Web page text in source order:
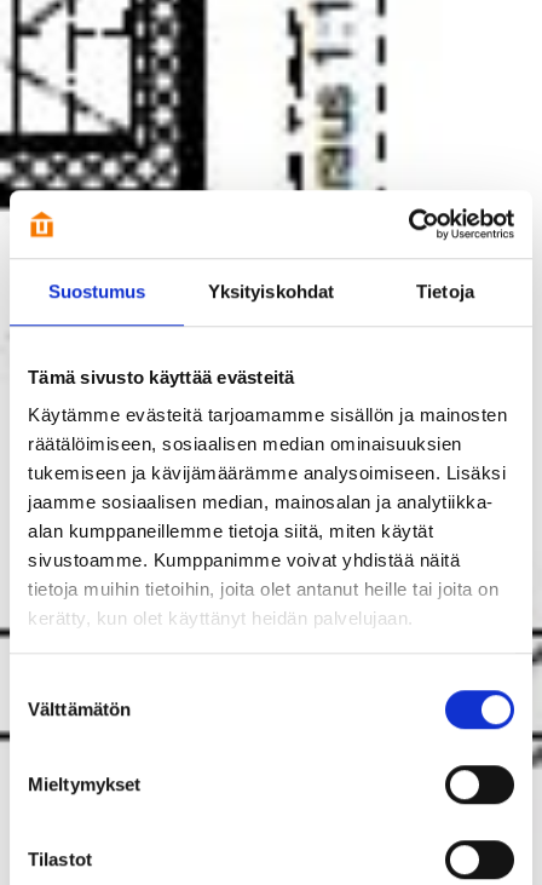
Suostumus Yksityiskohdat Tietoja
Tämä sivusto käyttää evästeitä
Käytämme evästeitä tarjoamamme sisällön ja mainosten
räätälöimiseen, sosiaalisen median ominaisuuksien
tukemiseen ja kävijämäärämme analysoimiseen. Lisäksi
jaamme sosiaalisen median, mainosalan ja analytiikka-
alan kumppaneillemme tietoja siitä, miten käytät
sivustoamme. Kumppanimme voivat yhdistää näitä
tietoja muihin tietoihin, joita olet antanut heille tai joita on
kerätty, kun olet käyttänyt heidän palvelujaan.
valinta
Välttämätön
Mieltymykset
Tilastot